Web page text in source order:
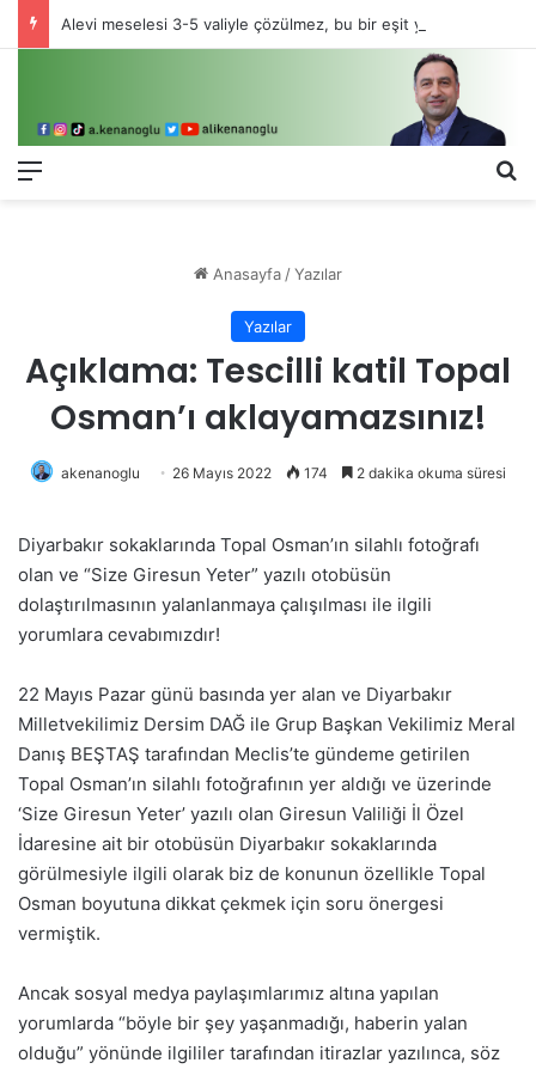
Menü
Anasayfa /Yazılar
Yazılar
Açıklama: Tescilli katil Topal
Osman’ı aklayamazsınız!
akenanoglu 26 Mayıs 2022 174 2 dakika okuma süresi
Diyarbakır sokaklarında Topal Osman’ın silahlı fotoğrafı
olan ve “Size Giresun Yeter” yazılı otobüsün
dolaştırılmasının yalanlanmaya çalışılması ile ilgili
yorumlara cevabımızdır!
22 Mayıs Pazar günü basında yer alan ve Diyarbakır
Milletvekilimiz Dersim DAĞ ile Grup Başkan Vekilimiz Meral
Danış BEŞTAŞ tarafından Meclis’te gündeme getirilen
Topal Osman’ın silahlı fotoğrafının yer aldığı ve üzerinde
‘Size Giresun Yeter’ yazılı olan Giresun Valiliği İl Özel
İdaresine ait bir otobüsün Diyarbakır sokaklarında
görülmesiyle ilgili olarak biz de konunun özellikle Topal
Osman boyutuna dikkat çekmek için soru önergesi
vermiştik.
Ancak sosyal medya paylaşımlarımız altına yapılan
yorumlarda “böyle bir şey yaşanmadığı, haberin yalan
olduğu” yönünde ilgililer tarafından itirazlar yazılınca, söz